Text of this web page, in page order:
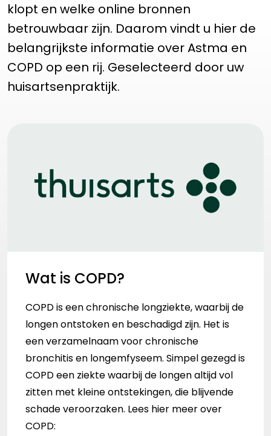
klopt en welke online bronnen
betrouwbaar zijn. Daarom vindt u hier de
belangrijkste informatie over Astma en
COPD op een rij. Geselecteerd door uw
huisartsenpraktijk.
Wat is COPD?
COPD is een chronische longziekte, waarbij de
longen ontstoken en beschadigd zijn. Het is
een verzamelnaam voor chronische
bronchitis en longemfyseem. Simpel gezegd is
COPD een ziekte waarbij de longen altijd vol
zitten met kleine ontstekingen, die blijvende
schade veroorzaken. Lees hier meer over
COPD: